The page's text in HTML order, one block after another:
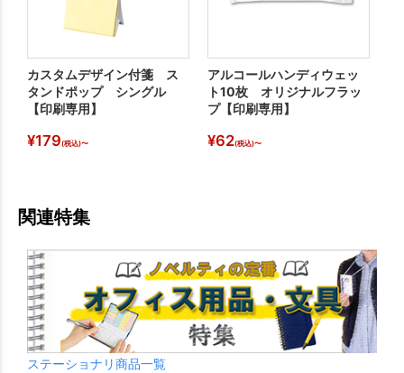
カスタムデザイン付箋 ス
タンドポップ シングル
【印刷専用】
¥179(税込)〜
アルコールハンディウェッ
ト10枚 オリジナルフラッ
プ【印刷専用】
¥62(税込)〜
関連特集
ステーショナリ商品一覧